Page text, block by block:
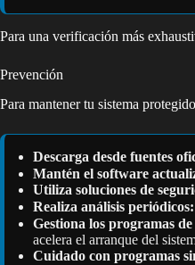
Para una verificación más
Prevención
Para mantener tu sistema
Descarga desde fuentes
Mantén el software
Utiliza soluciones de
Realiza análisis periódicos:
Gestiona los programas
acelera el arranque del
Cuidado con programas